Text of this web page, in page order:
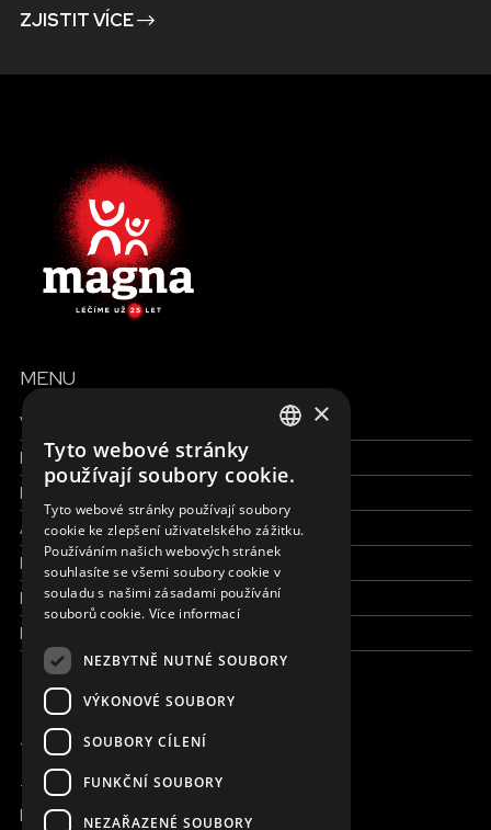
ZJISTIT VÍCE
MENU
Všechny formy pomoci
Finance a reporty
Pracujte s námi
Aktuálně
Kdo jsme
Kde pracujeme
Kontaktujte nás
JSME ONLINE
+420 736 416 505
kancelar@magna.org
CZECH
×
Tyto webové stránky
používají soubory cookie.
Tyto webové stránky používají soubory
cookie ke zlepšení uživatelského zážitku.
Používáním našich webových stránek
souhlasíte se všemi soubory cookie v
souladu s našimi zásadami používání
souborů cookie. Více informací
NEZBYTNĚ NUTNÉ SOUBORY
VÝKONOVÉ SOUBORY
SOUBORY CÍLENÍ
FUNKČNÍ SOUBORY
NEZAŘAZENÉ SOUBORY